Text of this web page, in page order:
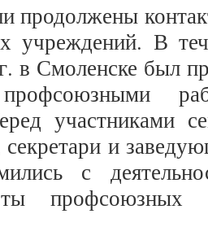
продолжены
учреждений. В
г. в Смоленске был
участниками
и
с
профсоюзных